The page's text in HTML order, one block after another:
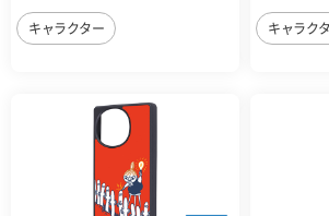
キャラクター キャラク